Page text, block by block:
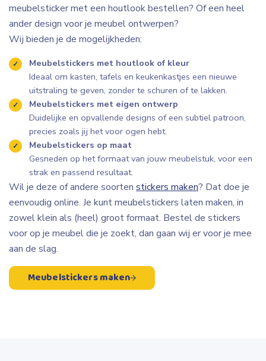
meubelsticker met een houtlook bestellen? Of een heel
ander design voor je meubel ontwerpen?
Wij bieden je de mogelijkheden:
Meubelstickers met houtlook of kleur
Ideaal om kasten, tafels en keukenkastjes een nieuwe
uitstraling te geven, zonder te schuren of te lakken.
Meubelstickers met eigen ontwerp
Duidelijke en opvallende designs of een subtiel patroon,
precies zoals jij het voor ogen hebt.
Meubelstickers op maat
Gesneden op het formaat van jouw meubelstuk, voor een
strak en passend resultaat.
Wil je deze of andere soorten stickers maken? Dat doe je
eenvoudig online. Je kunt meubelstickers laten maken, in
zowel klein als (heel) groot formaat. Bestel de stickers
voor op je meubel die je zoekt, dan gaan wij er voor je mee
aan de slag.
Meubelstickers maken